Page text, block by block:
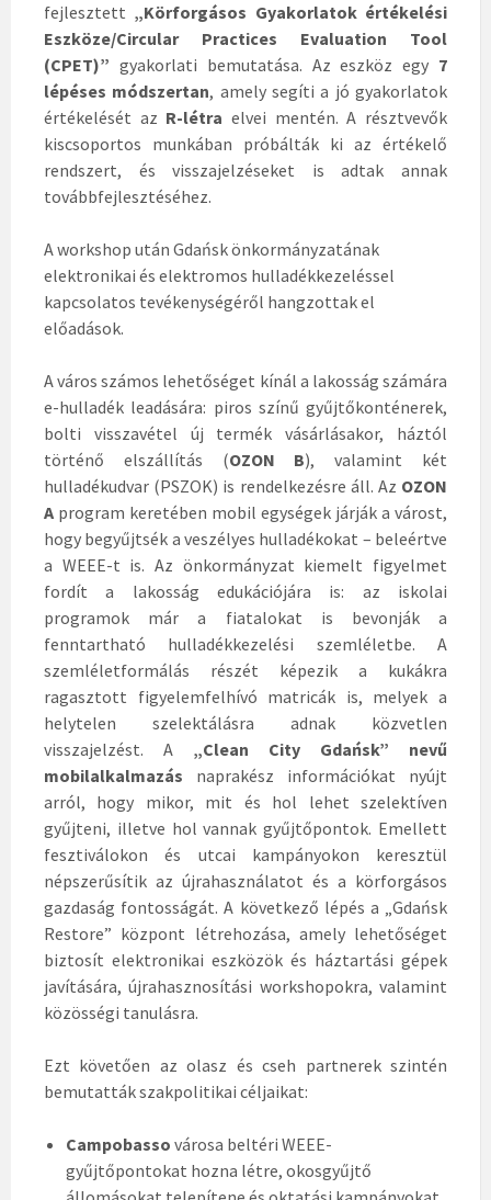
fejlesztett „Körforgásos Gyakorlatok értékelési
Eszköze/Circular Practices Evaluation Tool
(CPET)” gyakorlati bemutatása. Az eszköz egy 7
lépéses módszertan, amely segíti a jó gyakorlatok
értékelését az R-létra elvei mentén. A résztvevők
kiscsoportos munkában próbálták ki az értékelő
rendszert, és visszajelzéseket is adtak annak
továbbfejlesztéséhez.
A workshop után Gdańsk önkormányzatának
elektronikai és elektromos hulladékkezeléssel
kapcsolatos tevékenységéről hangzottak el
előadások.
A város számos lehetőséget kínál a lakosság számára
e-hulladék leadására: piros színű gyűjtőkonténerek,
bolti visszavétel új termék vásárlásakor, háztól
történő elszállítás (OZON B), valamint két
hulladékudvar (PSZOK) is rendelkezésre áll. Az OZON
A program keretében mobil egységek járják a várost,
hogy begyűjtsék a veszélyes hulladékokat – beleértve
a WEEE-t is. Az önkormányzat kiemelt figyelmet
fordít a lakosság edukációjára is: az iskolai
programok már a fiatalokat is bevonják a
fenntartható hulladékkezelési szemléletbe. A
szemléletformálás részét képezik a kukákra
ragasztott figyelemfelhívó matricák is, melyek a
helytelen szelektálásra adnak közvetlen
visszajelzést. A „Clean City Gdańsk” nevű
mobilalkalmazás naprakész információkat nyújt
arról, hogy mikor, mit és hol lehet szelektíven
gyűjteni, illetve hol vannak gyűjtőpontok. Emellett
fesztiválokon és utcai kampányokon keresztül
népszerűsítik az újrahasználatot és a körforgásos
gazdaság fontosságát. A következő lépés a „Gdańsk
Restore” központ létrehozása, amely lehetőséget
biztosít elektronikai eszközök és háztartási gépek
javítására, újrahasznosítási workshopokra, valamint
közösségi tanulásra.
Ezt követően az olasz és cseh partnerek szintén
bemutatták szakpolitikai céljaikat:
Campobasso városa beltéri WEEE-
gyűjtőpontokat hozna létre, okosgyűjtő